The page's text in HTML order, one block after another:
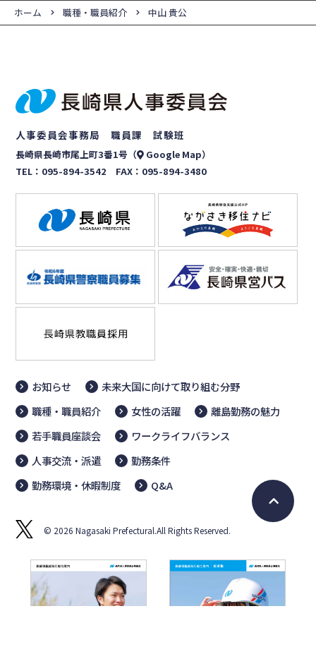
ホーム 職種・職員紹介 中山 貴公
人事委員会事務局 職員課 試験班
長崎県長崎市尾上町3番1号（ Google Map）
TEL： 095-894-3542 FAX：095-894-3480
お知らせ
未来大国に向けて取り組む分野
職種・職員紹介
女性の活躍
離島勤務の魅力
若手職員座談会
ワークライフバランス
人事交流・派遣
勤務条件
勤務環境・休暇制度
Q&A
© 2026 Nagasaki Prefectural.All Rights Reserved.